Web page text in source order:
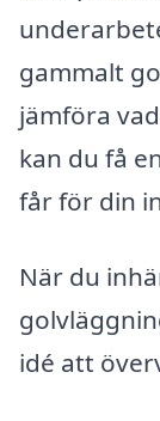
gammalt
jämföra
kan du få
får för din
När du
idé att